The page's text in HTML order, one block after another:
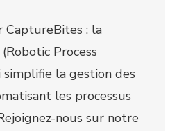
CaptureBites : la
Process
la gestion des
les processus
nous sur notre